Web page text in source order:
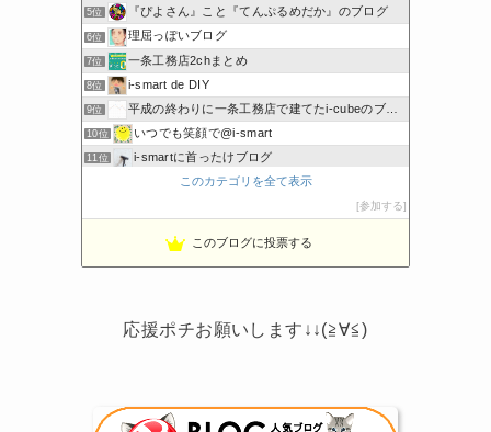
5位 『ぴよさん』こと『てんぷるめだか』のブログ
6位 理屈っぽいブログ
7位 一条工務店2chまとめ
8位 i-smart de DIY
9位 平成の終わりに一条工務店で建てたi-cubeのブログ
10位 いつでも笑顔で@i-smart
11位 i-smartに首ったけブログ
節約しないエコライフ
わかまっちょのおうち
このカテゴリを全て表示
参加する
このブログに投票する
応援ポチお願いします↓↓(≧∀≦)